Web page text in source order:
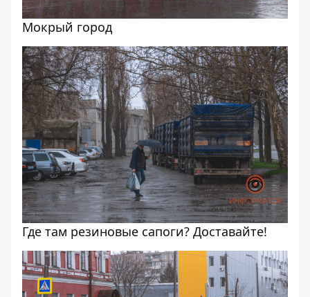
Мокрый город
Где там резиновые сапоги? Доставайте!